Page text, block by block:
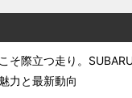
そ際立つ走り。
力と最新動向